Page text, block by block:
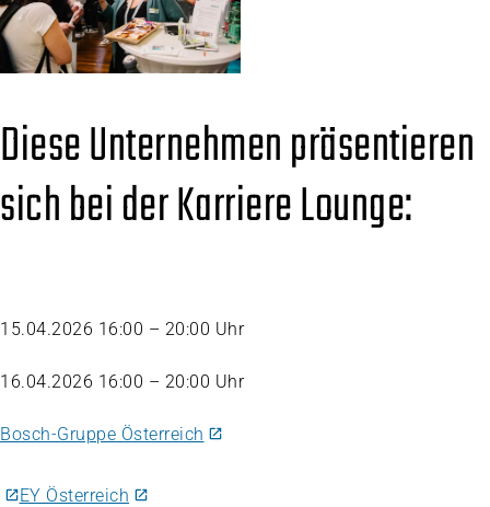
Diese Unternehmen präsentieren
sich bei der Karriere Lounge:
15.04.2026 16:00 – 20:00 Uhr
16.04.2026 16:00 – 20:00 Uhr
Bosch-Gruppe Österreich
EY Österreich